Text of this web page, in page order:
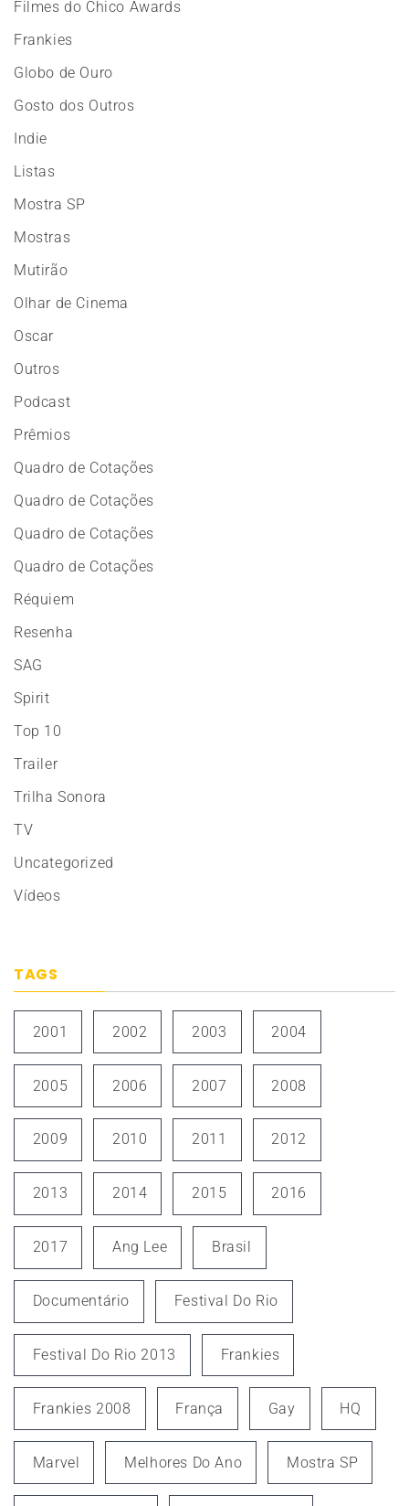
Filmes do Chico Awards
Frankies
Globo de Ouro
Gosto dos Outros
Indie
Listas
Mostra SP
Mostras
Mutirão
Olhar de Cinema
Oscar
Outros
Podcast
Prêmios
Quadro de Cotações
Quadro de Cotações
Quadro de Cotações
Quadro de Cotações
Réquiem
Resenha
SAG
Spirit
Top 10
Trailer
Trilha Sonora
TV
Uncategorized
Vídeos
TAGS
2001 2002 2003 2004
2005 2006 2007 2008
2009 2010 2011 2012
2013 2014 2015 2016
2017 Ang Lee Brasil
Documentário Festival Do Rio
Festival Do Rio 2013 Frankies
Frankies 2008 França Gay HQ
Marvel Melhores Do Ano Mostra SP